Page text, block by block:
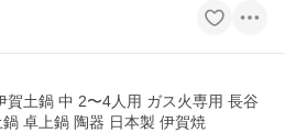
賀土鍋 中 2〜4人用 ガス火専用 長谷
卓上鍋 陶器 日本製 伊賀焼